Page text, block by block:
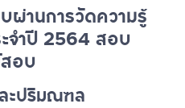
ผ่านการวัดความรู้
จำปี 2564 สอบ
อบ
ะปริมณฑล